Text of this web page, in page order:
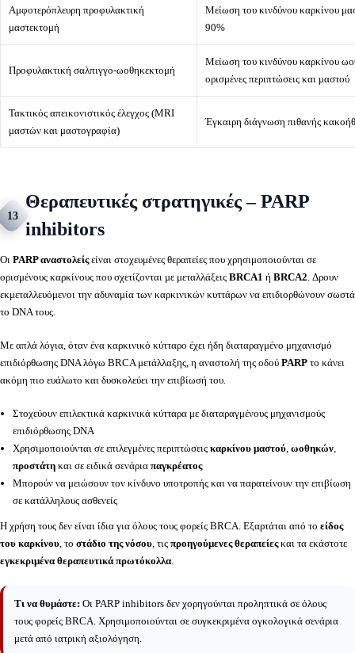
Αμφοτερόπλευρη προφυλακτική
μαστεκτομή
Μείωση του κινδύνου καρκίνου
90%
Προφυλακτική σαλπιγγο-ωοθηκεκτομή
Μείωση του κινδύνου καρκίνου
ορισμένες περιπτώσεις και μαστού
Τακτικός απεικονιστικός έλεγχος (MRI
μαστών και μαστογραφία)
Έγκαιρη διάγνωση πιθανής
13
Θεραπευτικές στρατηγικές – PARP
inhibitors
Οι PARP αναστολείςείναι στοχευμένες θεραπείες που χρησιμοποιούνται σε
ορισμένους καρκίνους που σχετίζονται με μεταλλάξεις BRCA1 ή BRCA2. Δρουν
εκμεταλλευόμενοι την αδυναμία των καρκινικών κυττάρων να επιδιορθώνουν σωστά
το DNA τους.
Με απλά λόγια, όταν ένα καρκινικό κύτταρο έχει ήδη διαταραγμένο μηχανισμό
επιδιόρθωσης DNA λόγω BRCA μετάλλαξης, η αναστολή της οδού PARP το κάνει
ακόμη πιο ευάλωτο και δυσκολεύει την επιβίωσή του.
Στοχεύουν επιλεκτικά καρκινικά κύτταρα με διαταραγμένους μηχανισμούς
επιδιόρθωσης DNA
Χρησιμοποιούνται σε επιλεγμένες περιπτώσεις καρκίνου μαστού, ωοθηκών,
προστάτηκαι σε ειδικά σενάρια παγκρέατος
Μπορούν να μειώσουν τον κίνδυνο υποτροπής και να παρατείνουν την επιβίωση
σε κατάλληλους ασθενείς
Η χρήση τους δεν είναι ίδια για όλους τους φορείς BRCA. Εξαρτάται από το είδος
του καρκίνου, το στάδιο της νόσου, τις προηγούμενες θεραπείεςκαι τα εκάστοτε
εγκεκριμένα θεραπευτικά πρωτόκολλα.
Τι να θυμάστε: Οι PARP inhibitors δεν χορηγούνται προληπτικά σε όλους
τους φορείς BRCA. Χρησιμοποιούνται σε συγκεκριμένα ογκολογικά σενάρια
μετά από ιατρική αξιολόγηση.